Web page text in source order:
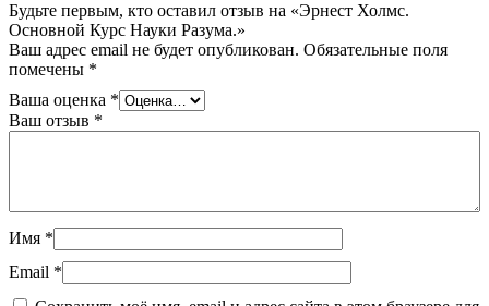
Будьте первым, кто оставил отзыв на «Эрнест Холмс.
Основной Курс Науки Разума.»
Ваш адрес email не будет опубликован. Обязательные поля
помечены *
Ваша оценка *
Ваш отзыв *
Имя *
Email *